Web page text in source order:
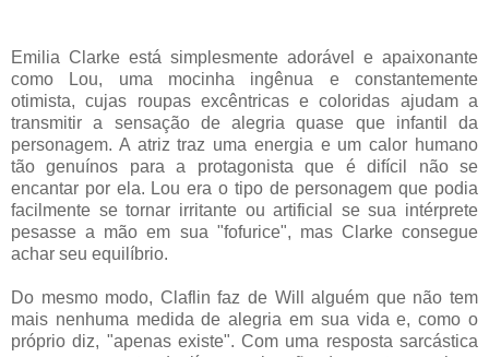
Emilia Clarke está simplesmente adorável e apaixonante
como Lou, uma mocinha ingênua e constantemente
otimista, cujas roupas excêntricas e coloridas ajudam a
transmitir a sensação de alegria quase que infantil da
personagem. A atriz traz uma energia e um calor humano
tão genuínos para a protagonista que é difícil não se
encantar por ela. Lou era o tipo de personagem que podia
facilmente se tornar irritante ou artificial se sua intérprete
pesasse a mão em sua "fofurice", mas Clarke consegue
achar seu equilíbrio.
Do mesmo modo, Claflin faz de Will alguém que não tem
mais nenhuma medida de alegria em sua vida e, como o
próprio diz, "apenas existe". Com uma resposta sarcástica